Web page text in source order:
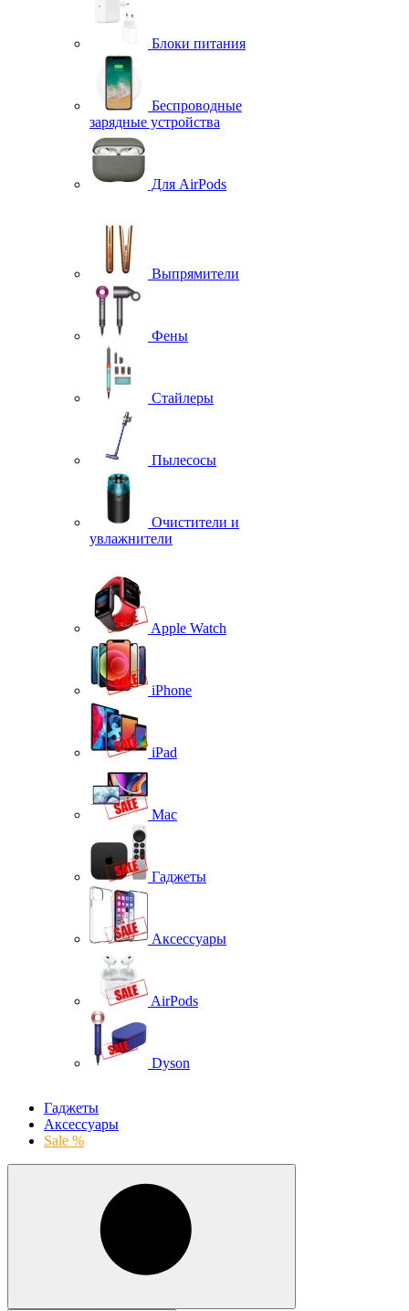
Блоки питания
Беспроводные
зарядные устройства
Для AirPods
Выпрямители
Фены
Стайлеры
Пылесосы
Очистители и
увлажнители
Apple Watch
iPhone
iPad
Mac
Гаджеты
Аксессуары
AirPods
Dyson
Гаджеты
Аксессуары
Sale %